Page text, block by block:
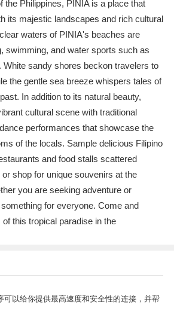
the Philippines, PINIA is a place that
its majestic landscapes and rich cultural
waters of PINIA's beaches are
swimming, and water sports such as
White sandy shores beckon travelers to
the gentle sea breeze whispers tales of
In addition to its natural beauty,
cultural scene with traditional
performances that showcase the
of the locals. Sample delicious Filipino
and food stalls scattered
shop for unique souvenirs at the
you are seeking adventure or
for everyone. Come and
this tropical paradise in the
可以给你提供最高速度和安全性的连接，并帮